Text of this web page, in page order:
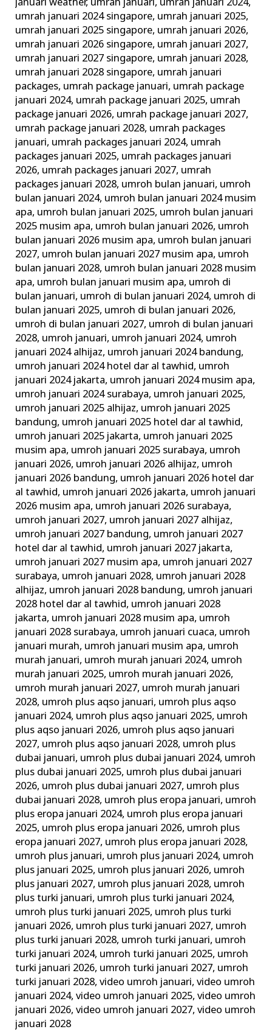
januari weather, umrah januari, umrah januari 2024,
umrah januari 2024 singapore, umrah januari 2025,
umrah januari 2025 singapore, umrah januari 2026,
umrah januari 2026 singapore, umrah januari 2027,
umrah januari 2027 singapore, umrah januari 2028,
umrah januari 2028 singapore, umrah januari
packages, umrah package januari, umrah package
januari 2024, umrah package januari 2025, umrah
package januari 2026, umrah package januari 2027,
umrah package januari 2028, umrah packages
januari, umrah packages januari 2024, umrah
packages januari 2025, umrah packages januari
2026, umrah packages januari 2027, umrah
packages januari 2028, umroh bulan januari, umroh
bulan januari 2024, umroh bulan januari 2024 musim
apa, umroh bulan januari 2025, umroh bulan januari
2025 musim apa, umroh bulan januari 2026, umroh
bulan januari 2026 musim apa, umroh bulan januari
2027, umroh bulan januari 2027 musim apa, umroh
bulan januari 2028, umroh bulan januari 2028 musim
apa, umroh bulan januari musim apa, umroh di
bulan januari, umroh di bulan januari 2024, umroh di
bulan januari 2025, umroh di bulan januari 2026,
umroh di bulan januari 2027, umroh di bulan januari
2028, umroh januari, umroh januari 2024, umroh
januari 2024 alhijaz, umroh januari 2024 bandung,
umroh januari 2024 hotel dar al tawhid, umroh
januari 2024 jakarta, umroh januari 2024 musim apa,
umroh januari 2024 surabaya, umroh januari 2025,
umroh januari 2025 alhijaz, umroh januari 2025
bandung, umroh januari 2025 hotel dar al tawhid,
umroh januari 2025 jakarta, umroh januari 2025
musim apa, umroh januari 2025 surabaya, umroh
januari 2026, umroh januari 2026 alhijaz, umroh
januari 2026 bandung, umroh januari 2026 hotel dar
al tawhid, umroh januari 2026 jakarta, umroh januari
2026 musim apa, umroh januari 2026 surabaya,
umroh januari 2027, umroh januari 2027 alhijaz,
umroh januari 2027 bandung, umroh januari 2027
hotel dar al tawhid, umroh januari 2027 jakarta,
umroh januari 2027 musim apa, umroh januari 2027
surabaya, umroh januari 2028, umroh januari 2028
alhijaz, umroh januari 2028 bandung, umroh januari
2028 hotel dar al tawhid, umroh januari 2028
jakarta, umroh januari 2028 musim apa, umroh
januari 2028 surabaya, umroh januari cuaca, umroh
januari murah, umroh januari musim apa, umroh
murah januari, umroh murah januari 2024, umroh
murah januari 2025, umroh murah januari 2026,
umroh murah januari 2027, umroh murah januari
2028, umroh plus aqso januari, umroh plus aqso
januari 2024, umroh plus aqso januari 2025, umroh
plus aqso januari 2026, umroh plus aqso januari
2027, umroh plus aqso januari 2028, umroh plus
dubai januari, umroh plus dubai januari 2024, umroh
plus dubai januari 2025, umroh plus dubai januari
2026, umroh plus dubai januari 2027, umroh plus
dubai januari 2028, umroh plus eropa januari, umroh
plus eropa januari 2024, umroh plus eropa januari
2025, umroh plus eropa januari 2026, umroh plus
eropa januari 2027, umroh plus eropa januari 2028,
umroh plus januari, umroh plus januari 2024, umroh
plus januari 2025, umroh plus januari 2026, umroh
plus januari 2027, umroh plus januari 2028, umroh
plus turki januari, umroh plus turki januari 2024,
umroh plus turki januari 2025, umroh plus turki
januari 2026, umroh plus turki januari 2027, umroh
plus turki januari 2028, umroh turki januari, umroh
turki januari 2024, umroh turki januari 2025, umroh
turki januari 2026, umroh turki januari 2027, umroh
turki januari 2028,video umroh januari,video umroh
januari 2024,video umroh januari 2025,video umroh
januari 2026,video umroh januari 2027,video umroh
januari 2028